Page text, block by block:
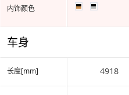
内饰颜色
车身
长度[mm] 4918